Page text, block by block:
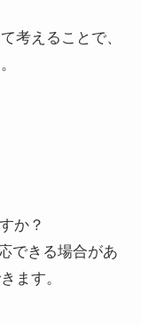
考えることで、
か？
できる場合があ
ます。